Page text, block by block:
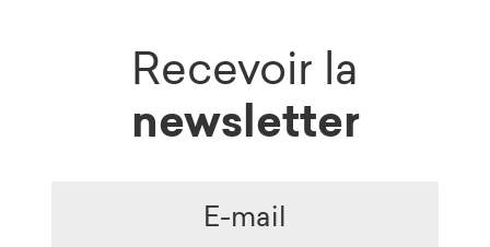
Recevoir la
newsletter